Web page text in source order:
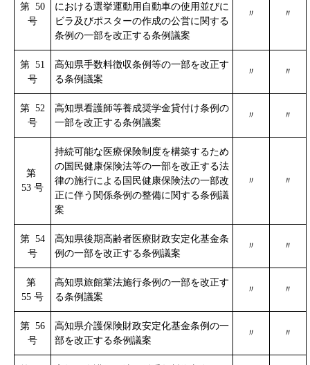
第 50
号
における選挙運動用自動車の使用並びに
ビラ及びポスターの作成の公営に関する
条例の一部を改正する条例議案
〃 〃
第 51
号
高知県手数料徴収条例等の一部を改正す
る条例議案
〃 〃
第 52
号
高知県看護師等養成奨学金貸付け条例の
一部を改正する条例議案
〃 〃
第
53 号
持続可能な医療保険制度を構築するため
の国民健康保険法等の一部を改正する法
律の施行による国民健康保険法の一部改
正に伴う関係条例の整備に関する条例議
案
〃 〃
第 54
号
高知県後期高齢者医療財政安定化基金条
例の一部を改正する条例議案
〃 〃
第
55 号
高知県旅館業法施行条例の一部を改正す
る条例議案
〃 〃
第 56
号
高知県介護保険財政安定化基金条例の一
部を改正する条例議案
〃 〃